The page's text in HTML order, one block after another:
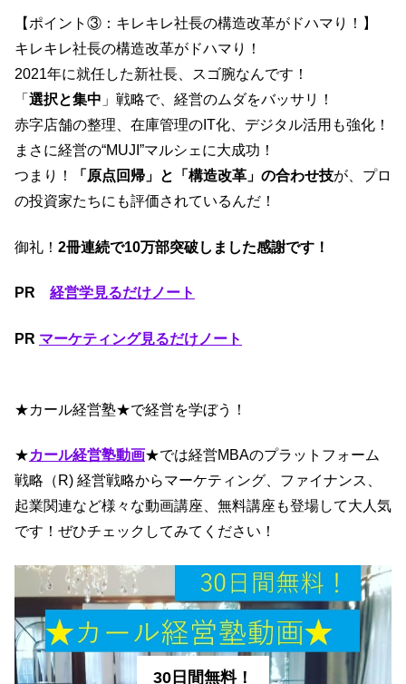
【ポイント③：キレキレ社長の構造改革がドハマり！】
キレキレ社長の構造改革がドハマり！
2021年に就任した新社長、スゴ腕なんです！
「 選択と集中 」戦略で、経営のムダをバッサリ！
赤字店舗の整理、在庫管理のIT化、デジタル活用も強化！
まさに経営の“MUJI”マルシェに大成功！
つまり！
「原点回帰」と「構造改革」の合わせ技が、プロ
の投資家たちにも評価されているんだ！
御礼！ 2冊連続で10万部突破しました感謝です！
PR 経営学見るだけノート
PR マーケティング見るだけノート
★カール経営塾★で経営を学ぼう！
★カール経営塾動画★では経営MBAのプラットフォーム
戦略（R) 経営戦略からマーケティング、ファイナンス、
起業関連など様々な動画講座、無料講座も登場して大人気
です！ぜひチェックしてみてください！
30日間無料！